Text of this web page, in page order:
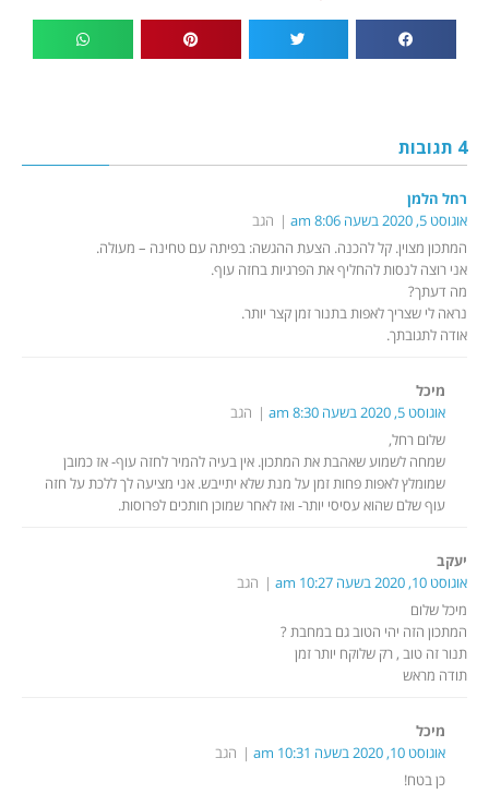
4 תגובות
רחל הלמן
אוגוסט 5, 2020 בשעה 8:06 am
הגב
המתכון מצוין. קל להכנה. הצעת ההגשה: בפיתה עם טחינה – מעולה.
אני רוצה לנסות להחליף את הפרגיות בחזה עוף.
מה דעתך?
נראה לי שצריך לאפות בתנור זמן קצר יותר.
אודה לתגובתך.
מיכל
אוגוסט 5, 2020 בשעה 8:30 am
הגב
שלום רחל,
שמחה לשמוע שאהבת את המתכון. אין בעיה להמיר לחזה עוף- אז כמובן
שמומלץ לאפות פחות זמן על מנת שלא יתייבש. אני מציעה לך ללכת על חזה
עוף שלם שהוא עסיסי יותר- ואז לאחר שמוכן חותכים לפרוסות.
יעקב
אוגוסט 10, 2020 בשעה 10:27 am
הגב
מיכל שלום
המתכון הזה יהי הטוב גם במחבת ?
תנור זה טוב , רק שלוקח יותר זמן
תודה מראש
מיכל
אוגוסט 10, 2020 בשעה 10:31 am
הגב
כן בטח!